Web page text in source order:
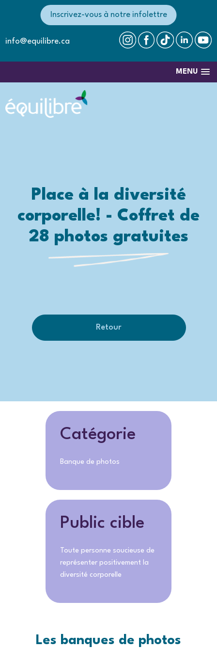
info@equilibre.ca
Inscrivez-vous à notre infolettre
MENU
Place à la diversité
corporelle! - Coffret de
28 photos gratuites
Retour
Catégorie
Banque de photos
Public cible
Toute personne soucieuse de
représenter positivement la
diversité corporelle
Les banques de photos